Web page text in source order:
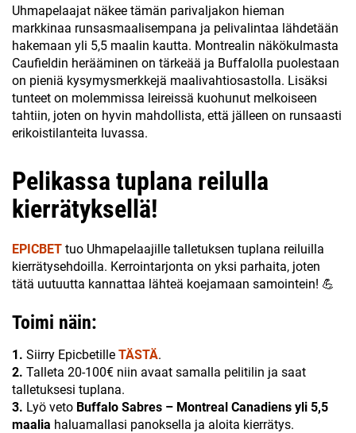
Uhmapelaajat näkee tämän parivaljakon hieman
markkinaa runsasmaalisempana ja pelivalintaa lähdetään
hakemaan yli 5,5 maalin kautta. Montrealin näkökulmasta
Caufieldin herääminen on tärkeää ja Buffalolla puolestaan
on pieniä kysymysmerkkejä maalivahtiosastolla. Lisäksi
tunteet on molemmissa leireissä kuohunut melkoiseen
tahtiin, joten on hyvin mahdollista, että jälleen on runsaasti
erikoistilanteita luvassa.
Pelikassa tuplana reilulla
kierrätyksellä!
EPICBET tuo Uhmapelaajille talletuksen tuplana reiluilla
kierrätysehdoilla. Kerrointarjonta on yksi parhaita, joten
tätä uutuutta kannattaa lähteä koejamaan samointein! 💪
Toimi näin:
1. Siirry Epicbetille TÄSTÄ.
2. Talleta 20-100€ niin avaat samalla pelitilin ja saat
talletuksesi tuplana.
3. Lyö veto Buffalo Sabres – Montreal Canadiens yli 5,5
maalia haluamallasi panoksella ja aloita kierrätys.